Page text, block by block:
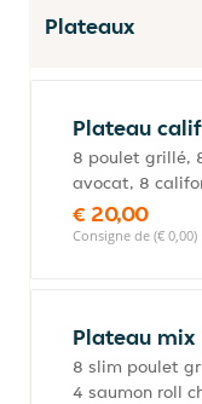
Plateaux
Plateau
8 poulet grillé,
avocat, 8
€ 20,00
Consigne de (€ 0,00)
Plateau mix
8 slim poulet
4 saumon roll